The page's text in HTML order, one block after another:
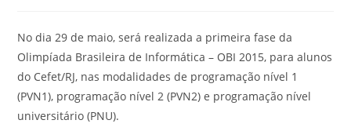
No dia 29 de maio, será realizada a primeira fase da
Olimpíada Brasileira de Informática – OBI 2015, para alunos
do Cefet/RJ, nas modalidades de programação nível 1
(PVN1), programação nível 2 (PVN2) e programação nível
universitário (PNU).